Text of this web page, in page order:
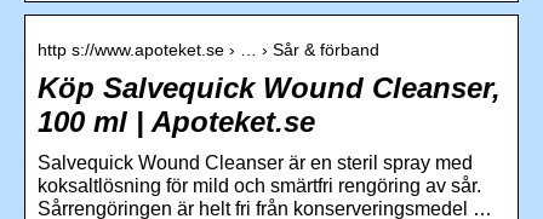
http s://www.apoteket.se › … › Sår & förband
Köp Salvequick Wound Cleanser,
100 ml | Apoteket.se
Salvequick Wound Cleanser är en steril spray med
koksaltlösning för mild och smärtfri rengöring av sår.
Sårrengöringen är helt fri från konserveringsmedel …